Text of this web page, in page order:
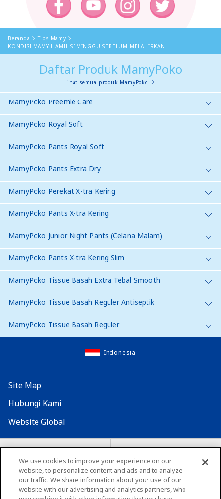
Beranda
Tips Mamy
KONDISI MAMY HAMIL SEMINGGU SEBELUM MELAHIRKAN
Daftar Produk MamyPoko
Lihat semua produk MamyPoko
MamyPoko Preemie Care
MamyPoko Royal Soft
MamyPoko Pants Royal Soft
MamyPoko Pants Extra Dry
MamyPoko Perekat X-tra Kering
MamyPoko Pants X-tra Kering
MamyPoko Junior Night Pants (Celana Malam)
MamyPoko Pants X-tra Kering Slim
MamyPoko Tissue Basah Extra Tebal Smooth
MamyPoko Tissue Basah Reguler Antiseptik
MamyPoko Tissue Basah Reguler
Indonesia
Site Map
Hubungi Kami
Website Global
Map Situs Lokasi seluruh dunia
Tentang penggunaan situs ini Lingkungan yang dianjurkan
We use cookies to improve your experience on our
website, to personalize content and ads and to analyze
our traffic. We share information about your use of our
website with our advertising and analytics partners, who